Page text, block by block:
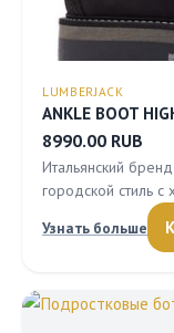
LUMBERJACK
ANKLE BOOT
8990.00 RUB
Итальянский
городской стиль
Узнать больше